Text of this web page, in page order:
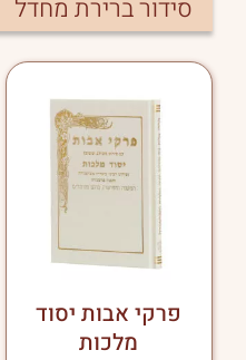
פרקי אבות יסוד
מלכות
זה
יש
מספר
סוגים.
את
האפשרויות
המוצר